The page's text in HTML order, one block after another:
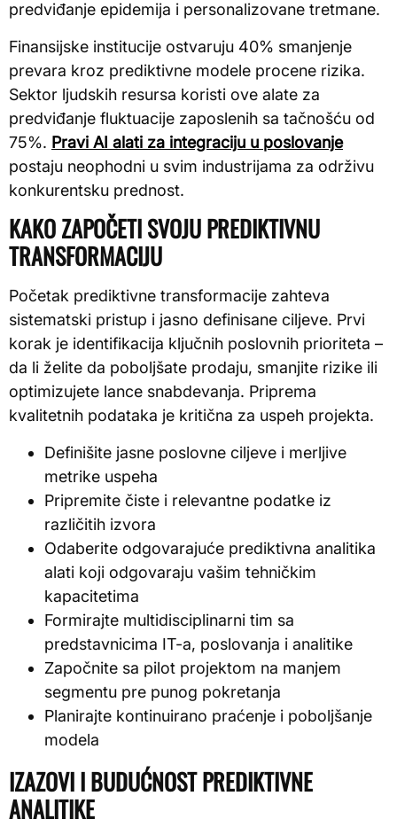
predviđanje epidemija i personalizovane tretmane.
Finansijske institucije ostvaruju 40% smanjenje
prevara kroz prediktivne modele procene rizika.
Sektor ljudskih resursa koristi ove alate za
predviđanje fluktuacije zaposlenih sa tačnošću od
75%. Pravi AI alati za integraciju u poslovanje
postaju neophodni u svim industrijama za održivu
konkurentsku prednost.
KAKO ZAPOČETI SVOJU PREDIKTIVNU
TRANSFORMACIJU
Početak prediktivne transformacije zahteva
sistematski pristup i jasno definisane ciljeve. Prvi
korak je identifikacija ključnih poslovnih prioriteta –
da li želite da poboljšate prodaju, smanjite rizike ili
optimizujete lance snabdevanja. Priprema
kvalitetnih podataka je kritična za uspeh projekta.
Definišite jasne poslovne ciljeve i merljive
metrike uspeha
Pripremite čiste i relevantne podatke iz
različitih izvora
Odaberite odgovarajuće prediktivna analitika
alati koji odgovaraju vašim tehničkim
kapacitetima
Formirajte multidisciplinarni tim sa
predstavnicima IT-a, poslovanja i analitike
Započnite sa pilot projektom na manjem
segmentu pre punog pokretanja
Planirajte kontinuirano praćenje i poboljšanje
modela
IZAZOVI I BUDUĆNOST PREDIKTIVNE
ANALITIKE